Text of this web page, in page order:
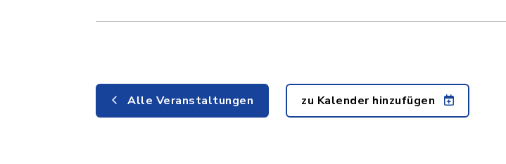
Alle Veranstaltungen zu Kalender hinzufügen